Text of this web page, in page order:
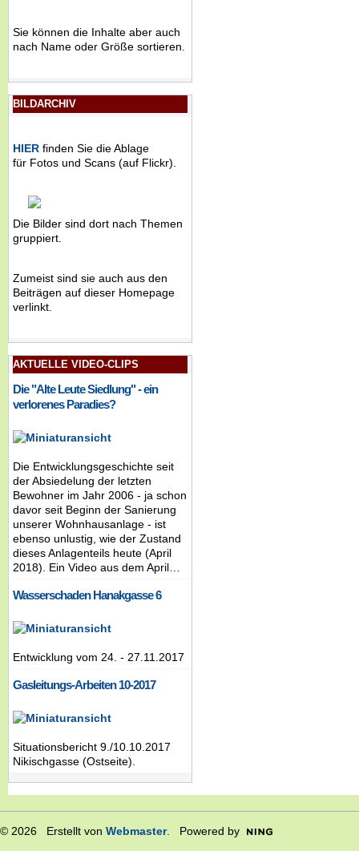
Sie können die Inhalte aber auch
nach Name oder Größe sortieren.
BILDARCHIV
HIER finden Sie die Ablage
für Fotos und Scans (auf Flickr).
Die Bilder sind dort nach Themen
gruppiert.
Zumeist sind sie auch aus den
Beiträgen auf dieser Homepage
verlinkt.
AKTUELLE VIDEO-CLIPS
Die "Alte Leute Siedlung" - ein
verlorenes Paradies?
Die Entwicklungsgeschichte seit
der Absiedelung der letzten
Bewohner im Jahr 2006 - ja schon
davor seit Beginn der Sanierung
unserer Wohnhausanlage - ist
ebenso unlustig, wie der Zustand
dieses Anlagenteils heute (April
2018). Ein Video aus dem April…
Wasserschaden Hanakgasse 6
Entwicklung vom 24. - 27.11.2017
Gasleitungs-Arbeiten 10-2017
Situationsbericht 9./10.10.2017
Nikischgasse (Ostseite).
© 2026 Erstellt von Webmaster. Powered by